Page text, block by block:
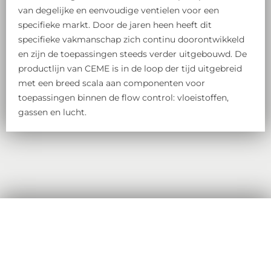
van degelijke en eenvoudige ventielen voor een
specifieke markt. Door de jaren heen heeft dit
specifieke vakmanschap zich continu doorontwikkeld
en zijn de toepassingen steeds verder uitgebouwd. De
productlijn van CEME is in de loop der tijd uitgebreid
met een breed scala aan componenten voor
toepassingen binnen de flow control: vloeistoffen,
gassen en lucht.